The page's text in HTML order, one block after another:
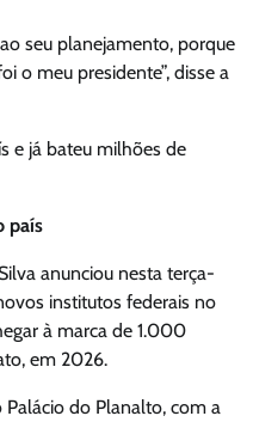
seu planejamento, porque
o meu presidente”, disse a
e já bateu milhões de
país
anunciou nesta terça-
institutos federais no
à marca de 1.000
em 2026.
do Planalto, com a